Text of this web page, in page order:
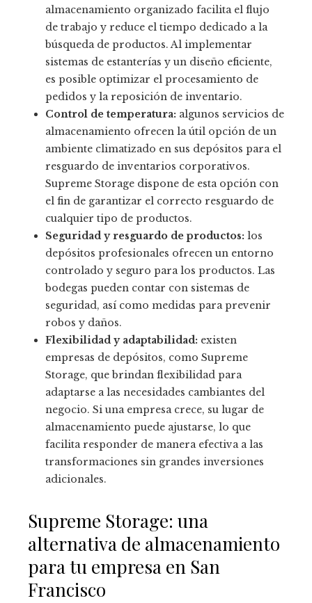
almacenamiento organizado facilita el flujo
de trabajo y reduce el tiempo dedicado a la
búsqueda de productos. Al implementar
sistemas de estanterías y un diseño eficiente,
es posible optimizar el procesamiento de
pedidos y la reposición de inventario.
Control de temperatura: algunos servicios de
almacenamiento ofrecen la útil opción de un
ambiente climatizado en sus depósitos para el
resguardo de inventarios corporativos.
Supreme Storage dispone de esta opción con
el fin de garantizar el correcto resguardo de
cualquier tipo de productos.
Seguridad y resguardo de productos: los
depósitos profesionales ofrecen un entorno
controlado y seguro para los productos. Las
bodegas pueden contar con sistemas de
seguridad, así como medidas para prevenir
robos y daños.
Flexibilidad y adaptabilidad: existen
empresas de depósitos, como Supreme
Storage, que brindan flexibilidad para
adaptarse a las necesidades cambiantes del
negocio. Si una empresa crece, su lugar de
almacenamiento puede ajustarse, lo que
facilita responder de manera efectiva a las
transformaciones sin grandes inversiones
adicionales.
Supreme Storage: una
alternativa de almacenamiento
para tu empresa en San
Francisco